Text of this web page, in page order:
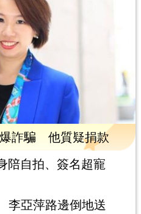
詐騙 他質疑捐款
自拍、簽名超寵
亞萍路邊倒地送